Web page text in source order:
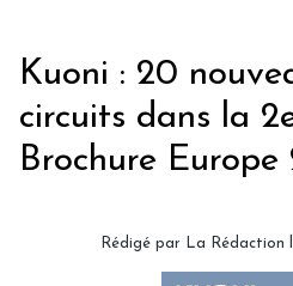
Kuoni : 20
circuits dans la
Brochure Europe
Rédigé par La Rédaction